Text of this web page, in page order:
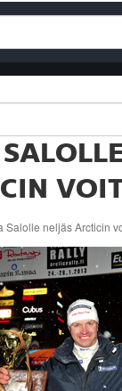
Salolle neljäs Arcticin